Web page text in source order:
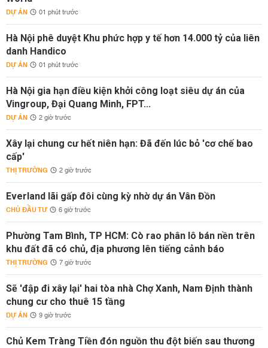
DỰ ÁN 01 phút trước
Hà Nội phê duyệt Khu phức hợp y tế hơn 14.000 tỷ của liên
danh Handico
DỰ ÁN 01 phút trước
Hà Nội gia hạn điều kiện khởi công loạt siêu dự án của
Vingroup, Đại Quang Minh, FPT...
DỰ ÁN 2 giờ trước
Xây lại chung cư hết niên hạn: Đã đến lúc bỏ 'cơ chế bao
cấp'
THỊ TRƯỜNG 2 giờ trước
Everland lãi gấp đôi cùng kỳ nhờ dự án Vân Đồn
CHỦ ĐẦU TƯ 6 giờ trước
Phường Tam Bình, TP HCM: Cò rao phân lô bán nền trên
khu đất đã có chủ, địa phương lên tiếng cảnh báo
THỊ TRƯỜNG 7 giờ trước
Sẽ 'đập đi xây lại' hai tòa nhà Chợ Xanh, Nam Định thành
chung cư cho thuê 15 tầng
DỰ ÁN 9 giờ trước
Chủ Kem Tràng Tiền đón nguồn thu đột biến sau thương